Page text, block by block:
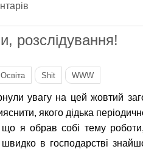
розслідування!
Освіта Shit WWW
увагу на цей жовтий
якого дідька
я обрав собі тему
в господарстві